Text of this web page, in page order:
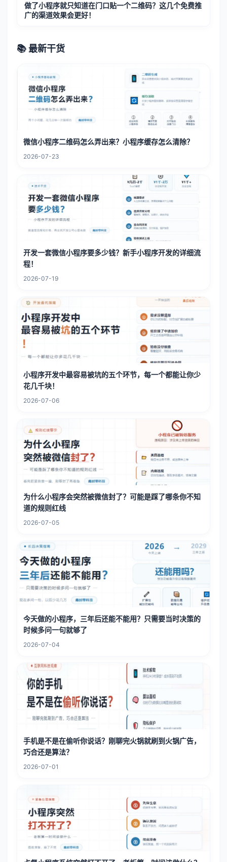
做了小程序就只知道在门口贴一个二维码？这几个免费推
广的渠道效果会更好！
📚 最新干货
微信小程序二维码怎么弄出来？小程序缓存怎么清除？
2026-07-23
开发一套微信小程序要多少钱？新手小程序开发的详细流
程！
2026-07-19
小程序开发中最容易被坑的五个环节，每一个都能让你少
花几千块！
2026-07-06
为什么小程序会突然被微信封了？可能是踩了哪条你不知
道的规则红线
2026-07-05
今天做的小程序，三年后还能不能用？只需要当时决策的
时候多问一句就够了
2026-07-04
手机是不是在偷听你说话？刚聊完火锅就刷到火锅广告，
巧合还是算法？
2026-07-01